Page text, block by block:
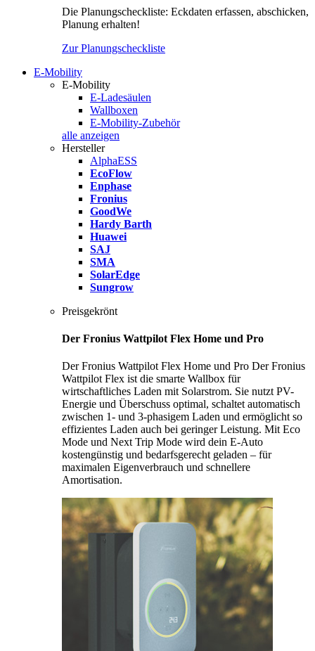
Die Planungscheckliste: Eckdaten erfassen, abschicken,
Planung erhalten!
Zur Planungscheckliste
E-Mobility
E-Mobility
E-Ladesäulen
Wallboxen
E-Mobility-Zubehör
alle anzeigen
Hersteller
AlphaESS
EcoFlow
Enphase
Fronius
GoodWe
Hardy Barth
Huawei
SAJ
SMA
SolarEdge
Sungrow
Preisgekrönt
Der Fronius Wattpilot Flex Home und Pro
Der Fronius Wattpilot Flex Home und Pro Der Fronius
Wattpilot Flex ist die smarte Wallbox für
wirtschaftliches Laden mit Solarstrom. Sie nutzt PV-
Energie und Überschuss optimal, schaltet automatisch
zwischen 1- und 3-phasigem Laden und ermöglicht so
effizientes Laden auch bei geringer Leistung. Mit Eco
Mode und Next Trip Mode wird dein E-Auto
kostengünstig und bedarfsgerecht geladen – für
maximalen Eigenverbrauch und schnellere
Amortisation.